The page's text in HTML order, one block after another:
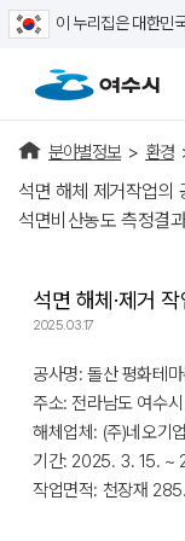
이 누리집은 대한민
분야별정보 > 환경
석면 해체 제거작업의
석면비산농도 측정결
석면 해체·제거
2025.03.17
공사명: 돌산 평화테
주소: 전라남도 여수
해체업체: (주)네오기업
기간: 2025. 3. 15. ~
작업면적: 천장재